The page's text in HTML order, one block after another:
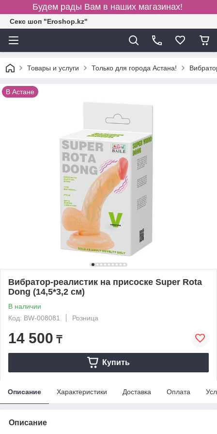
Будем рады Вам в наших магазинах!
Секс шоп "Eroshop.kz"
Товары и услуги Только для города Астана!
В Астане
Вибратор-реалистик на присоске Super Rota
Dong (14,5*3,2 см)
В наличии
Код: BW-008081
Розница
14 500 ₸
Купить
Описание Характеристики Доставка Оплата
Описание